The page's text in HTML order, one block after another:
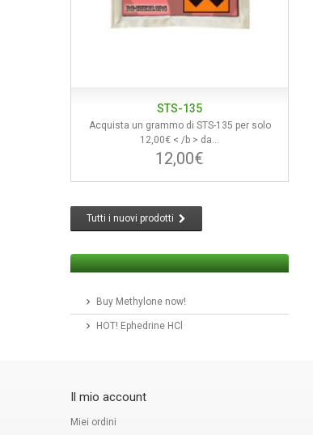
STS-135
Acquista un grammo di STS-135 per solo
12,00€ < /b > da...
12,00€
Tutti i nuovi prodotti
Buy Methylone now!
HOT! Ephedrine HCl
Il mio account
Miei ordini